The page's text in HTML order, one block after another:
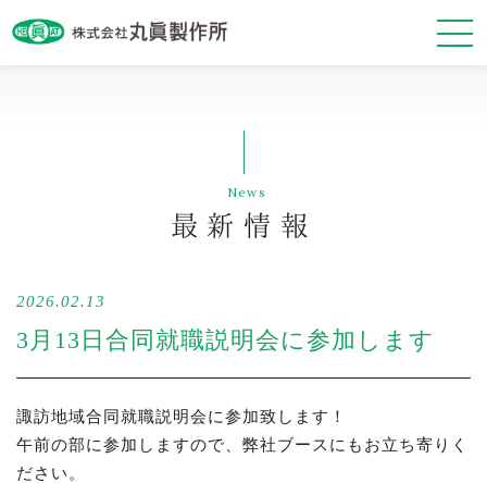
会社案内
お問い合わせ・資料請求
News
最新情報
2026.02.13
3月13日合同就職説明会に参加します
諏訪地域合同就職説明会に参加致します！
午前の部に参加しますので、弊社ブースにもお立ち寄りく
ださい。